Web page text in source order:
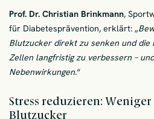
Prof. Dr. Christian Brinkmann,
für Diabetesprävention, erklärt: „
Blutzucker direkt zu senken und die
Zellen langfristig zu verbessern –
Nebenwirkungen.“
Stress reduzieren: Weniger
Blutzucker